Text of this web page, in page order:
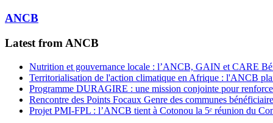
ANCB
Latest from ANCB
Nutrition et gouvernance locale : l’ANCB, GAIN et CARE
Territorialisation de l'action climatique en Afrique : l'ANCB
Programme DURAGIRE : une mission conjointe pour
Rencontre des Points Focaux Genre des communes
Projet PMI-FPL : l’ANCB tient à Cotonou la 5ᵉ réunion du